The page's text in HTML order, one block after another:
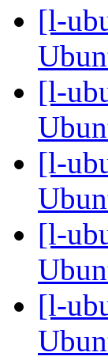
[l-
[l-
[l-
[l-
[l-